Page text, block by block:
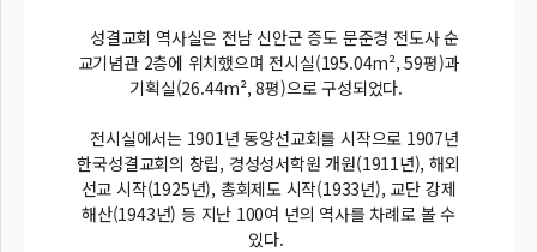
성결교회 역사실은 전남 신안군 증도 문준경 전도사 순
교기념관 2층에 위치했으며 전시실(195.04m², 59평)과
기획실(26.44m², 8평)으로 구성되었다.
전시실에서는 1901년 동양선교회를 시작으로 1907년
한국성결교회의 창립, 경성성서학원 개원(1911년), 해외
선교 시작(1925년), 총회제도 시작(1933년), 교단 강제
해산(1943년) 등 지난 100여 년의 역사를 차례로 볼 수
있다.